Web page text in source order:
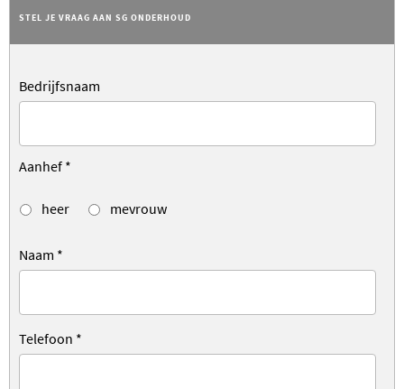
STEL JE VRAAG AAN SG ONDERHOUD
Bedrijfsnaam
Aanhef *
heer mevrouw
Naam *
Telefoon *